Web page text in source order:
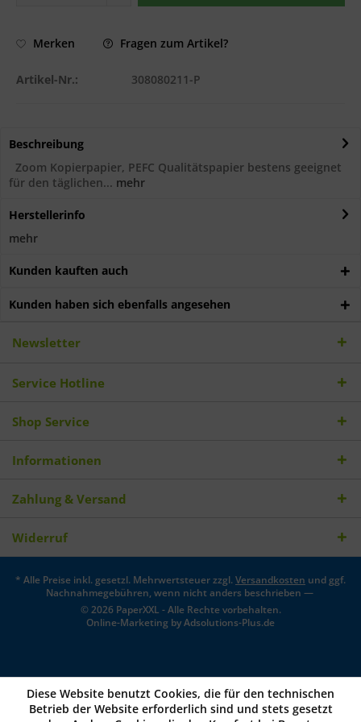
Merken Fragen zum Artikel?
Artikel-Nr.: 308080211-P
Beschreibung
Zoom Kopierpapier, PEFC Qualitätspapier bestens geeignet
für den täglichen... mehr
Herstellerinfo
mehr
Kunden kauften auch
Kunden haben sich ebenfalls angesehen
Newsletter
Service Hotline
Shop Service
Informationen
Zahlung & Versand
Widerruf
* Alle Preise inkl. gesetzl. Mehrwertsteuer zzgl.Versandkosten und ggf.
Nachnahmegebühren, wenn nicht anders beschrieben —
© 2026 PaperXXL - Alle Rechte vorbehalten.
Online-Marketing byAdsolutions-Plus.de
Diese Website benutzt Cookies, die für den technischen
Betrieb der Website erforderlich sind und stets gesetzt